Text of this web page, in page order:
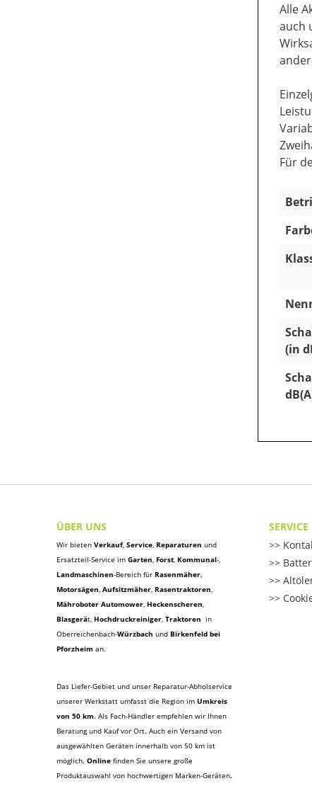
Alle
auch
Für
(in
ÜBER UNS
Wir bieten Verkauf, Service, Reparaturen und
Ersatzteil-Service im Garten, Forst, Kommunal-,
Landmaschinen-Bereich für Rasenmäher,
Motorsägen, Aufsitzmäher, Rasentraktoren,
Mähroboter Automower, Heckenscheren,
Blasgerät, Hochdruckreiniger, Traktoren in
Oberreichenbach-Würzbach und Birkenfeld bei
Pforzheim an.
Das Liefer-Gebiet und unser Reparatur-Abholservice
unserer Werkstatt umfasst die Region im Umkreis
von 50 km. Als Fach-Händler empfehlen wir Ihnen
Beratung und Kauf vor Ort. Auch ein Versand von
ausgewählten Geräten innerhalb von 50 km ist
möglich. Online finden Sie unsere große
Produktauswahl von hochwertigen Marken-Geräten.
SERVICE